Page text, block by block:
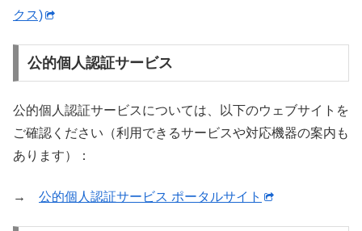
クス)
公的個人認証サービス
公的個人認証サービスについては、以下のウェブサイトを
ご確認ください（利用できるサービスや対応機器の案内も
あります）：
→ 公的個人認証サービス ポータルサイト